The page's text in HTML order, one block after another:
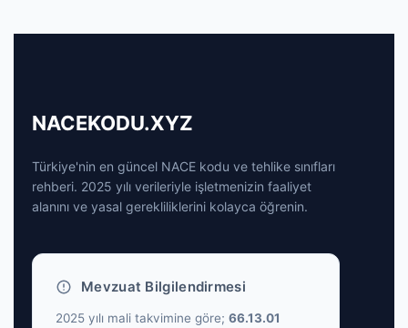
NACEKODU.XYZ
Türkiye'nin en güncel NACE kodu ve tehlike sınıfları
rehberi. 2025 yılı verileriyle işletmenizin faaliyet
alanını ve yasal gerekliliklerini kolayca öğrenin.
Mevzuat Bilgilendirmesi
2025 yılı mali takvimine göre; 66.13.01